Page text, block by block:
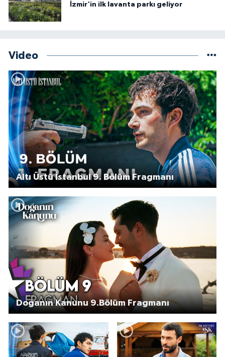
İzmir'in ilk lavanta parkı geliyor
Video
Altı Üstü İstanbul 9. Bölüm Fragmanı
Doğanın Kanunu 9.Bölüm Fragmanı